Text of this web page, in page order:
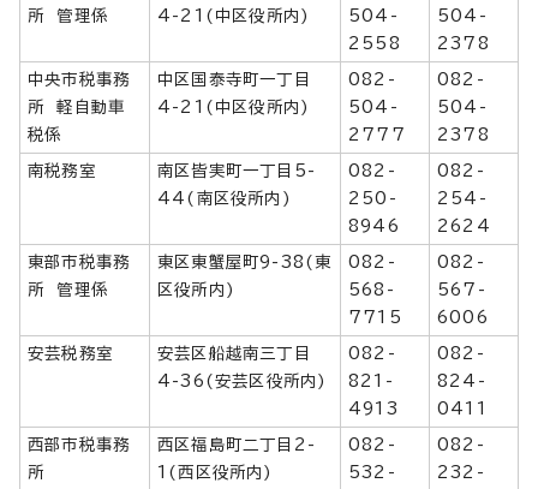
所 管理係
4-21(中区役所内)
504-
2558
504-
2378
中央市税事務
所 軽自動車
税係
中区国泰寺町一丁目
4-21(中区役所内)
082-
504-
2777
082-
504-
2378
南税務室
南区皆実町一丁目5-
44(南区役所内)
082-
250-
8946
082-
254-
2624
東部市税事務
所 管理係
東区東蟹屋町9-38(東
区役所内)
082-
568-
7715
082-
567-
6006
安芸税務室
安芸区船越南三丁目
4-36(安芸区役所内)
082-
821-
4913
082-
824-
0411
西部市税事務
所
西区福島町二丁目2-
1(西区役所内)
082-
532-
082-
232-